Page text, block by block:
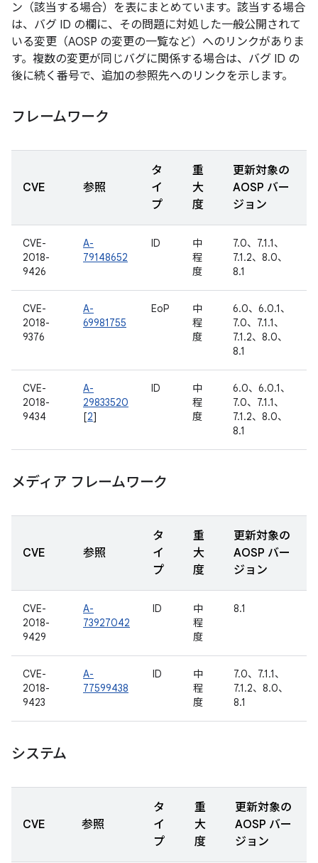
ン（該当する場合）を表にまとめています。該当する場合
は、バグ ID の欄に、その問題に対処した一般公開されて
いる変更（AOSP の変更の一覧など）へのリンクがありま
す。複数の変更が同じバグに関係する場合は、バグ ID の
後に続く番号で、追加の参照先へのリンクを示します。
フレームワーク
CVE 参照
タ
イ
プ
重
大
度
更新対象の
AOSP バー
ジョン
CVE-
2018-
9426
A-
79148652
ID
中
程
度
7.0、7.1.1、
7.1.2、8.0、
8.1
CVE-
2018-
9376
A-
69981755
EoP
中
程
度
6.0、6.0.1、
7.0、7.1.1、
7.1.2、8.0、
8.1
CVE-
2018-
9434
A-
29833520
[2]
ID
中
程
度
6.0、6.0.1、
7.0、7.1.1、
7.1.2、8.0、
8.1
メディア フレームワーク
CVE 参照
タ
イ
プ
重
大
度
更新対象の
AOSP バー
ジョン
CVE-
2018-
9429
A-
73927042
ID
中
程
度
8.1
CVE-
2018-
9423
A-
77599438
ID
中
程
度
7.0、7.1.1、
7.1.2、8.0、
8.1
システム
CVE 参照
タ
イ
プ
重
大
度
更新対象の
AOSP バー
ジョン